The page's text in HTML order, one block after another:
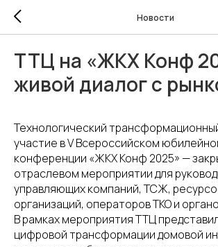
Новости
ТТЦ на «ЖКХ Конф
живой диалог с
Технологический
участие в V Всероссийском
конференции «ЖКХ Конф 2025» —
отраслевом мероприятии для
управляющих компаний, ТСЖ,
организаций, операторов ТКО и
В рамках мероприятия ТТЦ
цифровой трансформации домовой